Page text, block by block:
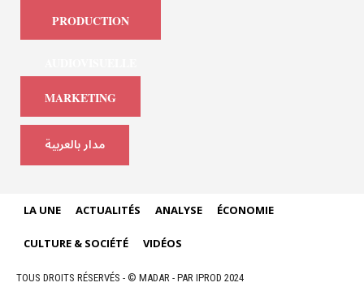
PRODUCTION
MARKETING
مدار بالعربية
LA UNE ACTUALITÉS ANALYSE ÉCONOMIE
CULTURE & SOCIÉTÉ VIDÉOS
TOUS DROITS RÉSERVÉS - © MADAR - PAR IPROD 2024